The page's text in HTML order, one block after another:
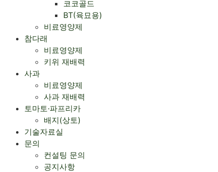
코코골드
BT(육묘용)
비료영양제
참다래
비료영양제
키위 재배력
사과
비료영양제
사과 재배력 ​
토마토·파프리카
배지(상토)
기술자료실
문의
컨설팅 문의
공지사항